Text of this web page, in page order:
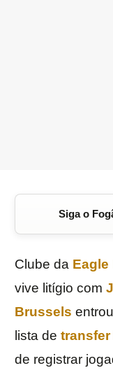
Siga o
Clube da
vive litígio com
Brussels
lista de transfer
de registrar